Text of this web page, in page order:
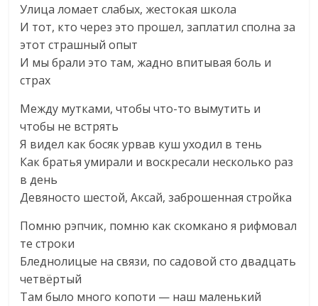
Улица ломает слабых, жестокая школа
И тот, кто через это прошел, заплатил сполна за
этот страшный опыт
И мы брали это там, жадно впитывая боль и
страх
Между мутками, чтобы что-то вымутить и
чтобы не встрять
Я видел как босяк урвав куш уходил в тень
Как братья умирали и воскресали несколько раз
в день
Девяносто шестой, Аксай, заброшенная стройка
Помню рэпчик, помню как скомкано я рифмовал
те строки
Бледнолицые на связи, по садовой сто двадцать
четвёртый
Там было много копоти — наш маленький